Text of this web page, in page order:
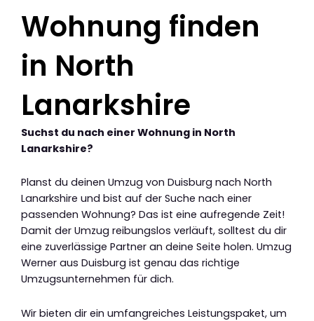
Wohnung finden
in North
Lanarkshire
Suchst du nach einer Wohnung in North
Lanarkshire?
Planst du deinen Umzug von Duisburg nach North
Lanarkshire und bist auf der Suche nach einer
passenden Wohnung? Das ist eine aufregende Zeit!
Damit der Umzug reibungslos verläuft, solltest du dir
eine zuverlässige Partner an deine Seite holen. Umzug
Werner aus Duisburg ist genau das richtige
Umzugsunternehmen für dich.
Wir bieten dir ein umfangreiches Leistungspaket, um